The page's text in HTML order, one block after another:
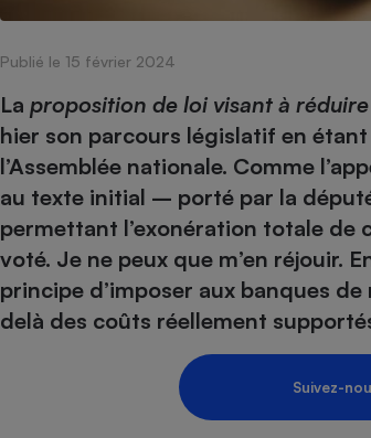
Publié le 15 février 2024
La proposition de loi visant à
hier son parcours législatif en
l’Assemblée nationale. Comme
au texte initial – porté par la
permettant l’exonération totale de
voté. Je ne peux que m’en réjouir.
principe d’imposer aux banques
delà des coûts réellement
Suivez-
Petit
Internet